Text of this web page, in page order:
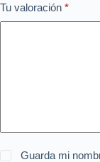
Tu valoración *
Guarda mi